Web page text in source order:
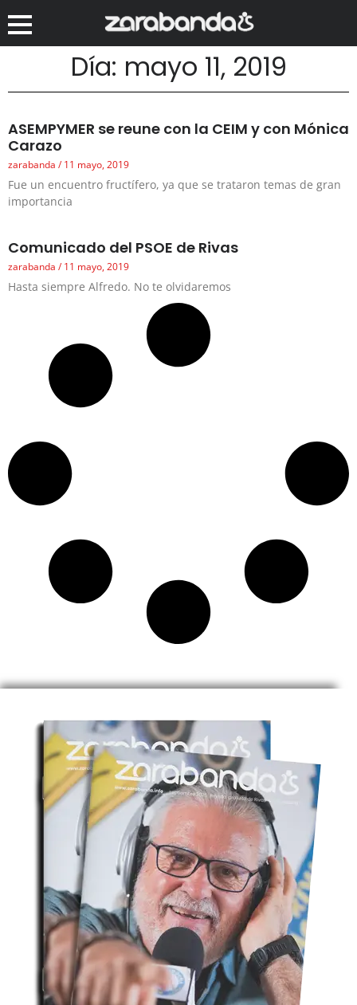
Día: mayo 11, 2019
ASEMPYMER se reune con la CEIM y con Mónica
Carazo
zarabanda 11 mayo, 2019
Fue un encuentro fructífero, ya que se trataron temas de gran
importancia
Comunicado del PSOE de Rivas
zarabanda 11 mayo, 2019
Hasta siempre Alfredo. No te olvidaremos